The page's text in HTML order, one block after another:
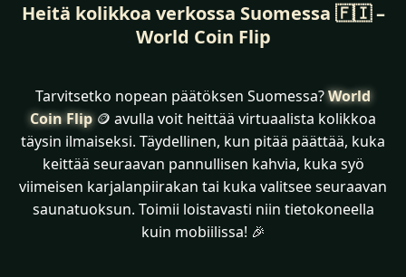
Heitä kolikkoa verkossa Suomessa 🇫🇮 –
World Coin Flip
Tarvitsetko nopean päätöksen Suomessa?World
Coin Flip🪙 avulla voit heittää virtuaalista kolikkoa
täysin ilmaiseksi. Täydellinen, kun pitää päättää, kuka
keittää seuraavan pannullisen kahvia, kuka syö
viimeisen karjalanpiirakan tai kuka valitsee seuraavan
saunatuoksun. Toimii loistavasti niin tietokoneella
kuin mobiilissa! 🎉